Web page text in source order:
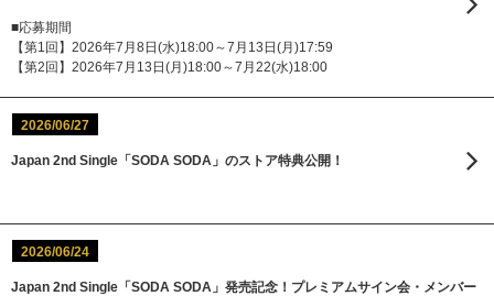
■応募期間
【第1回】2026年7月8日(水)18:00～7月13日(月)17:59
【第2回】2026年7月13日(月)18:00～7月22(水)18:00
2026/06/27
Japan 2nd Single「SODA SODA」のストア特典公開！
2026/06/24
Japan 2nd Single「SODA SODA」発売記念！プレミアムサイン会・メンバー